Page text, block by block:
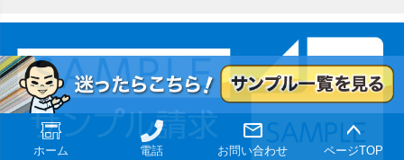
塩ビのロール紙で離型紙が透明の商品はありますか
つや消し半透明ラベルのロールタイプはありますか？
ホーム 電話 お問い合わせ ページTOP